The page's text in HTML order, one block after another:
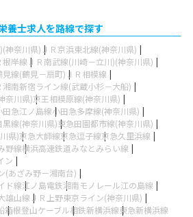
養士求人を路線で探す
神奈川県) ＪＲ京浜東北線(神奈川県)
根岸線 ＪＲ南武線(川崎－立川)(神奈川県)
見線(鶴見－扇町) ＪＲ相模線
湘南新宿ライン線(武蔵小杉－大船)
奈川県)京王相模原線(神奈川県)
田急江ノ島線小田急多摩線(神奈川県)
黒線(神奈川県)東急田園都市線(神奈川県)
県)京急大師線京急逗子線京急久里浜線
野線横浜高速鉄道みなとみらい線
ン
(あざみ野－湘南台)
ド線江ノ島電鉄湘南モノレール江の島線
雄山線 ＪＲ上野東京ライン(神奈川県)
箱根登山ケーブル相鉄新横浜線東急新横浜線